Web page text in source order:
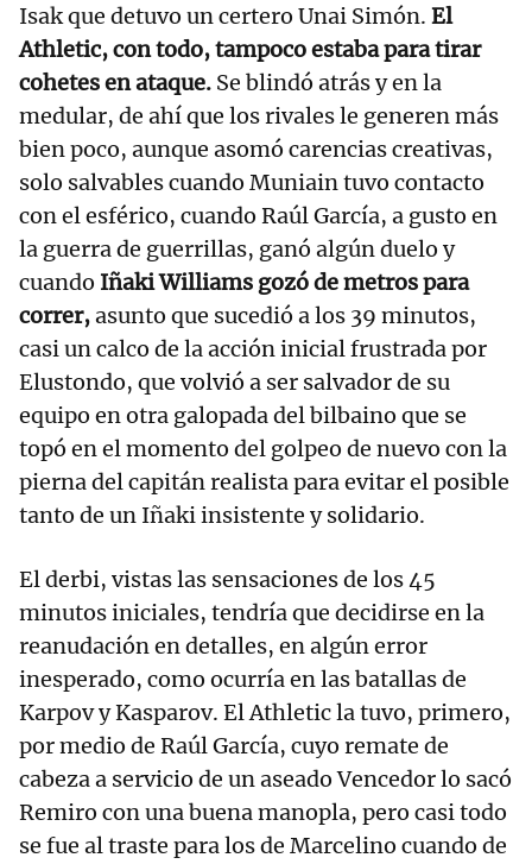
Isak que detuvo un certero Unai Simón. El
Athletic, con todo, tampoco estaba para tirar
cohetes en ataque. Se blindó atrás y en la
medular, de ahí que los rivales le generen más
bien poco, aunque asomó carencias creativas,
solo salvables cuando Muniain tuvo contacto
con el esférico, cuando Raúl García, a gusto en
la guerra de guerrillas, ganó algún duelo y
cuando Iñaki Williams gozó de metros para
correr,asunto que sucedió a los 39 minutos,
casi un calco de la acción inicial frustrada por
Elustondo, que volvió a ser salvador de su
equipo en otra galopada del bilbaino que se
topó en el momento del golpeo de nuevo con la
pierna del capitán realista para evitar el posible
tanto de un Iñaki insistente y solidario.
El derbi, vistas las sensaciones de los 45
minutos iniciales, tendría que decidirse en la
reanudación en detalles, en algún error
inesperado, como ocurría en las batallas de
Karpov y Kasparov. El Athletic la tuvo, primero,
por medio de Raúl García, cuyo remate de
cabeza a servicio de un aseado Vencedor lo sacó
Remiro con una buena manopla, pero casi todo
se fue al traste para los de Marcelino cuando de